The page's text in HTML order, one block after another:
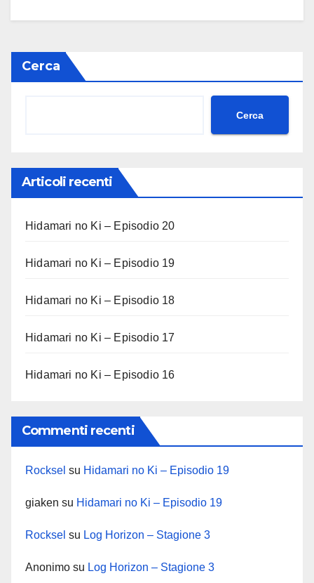
Cerca
Cerca
Articoli recenti
Hidamari no Ki – Episodio 20
Hidamari no Ki – Episodio 19
Hidamari no Ki – Episodio 18
Hidamari no Ki – Episodio 17
Hidamari no Ki – Episodio 16
Commenti recenti
Rocksel su Hidamari no Ki – Episodio 19
giaken su Hidamari no Ki – Episodio 19
Rocksel su Log Horizon – Stagione 3
Anonimo su Log Horizon – Stagione 3